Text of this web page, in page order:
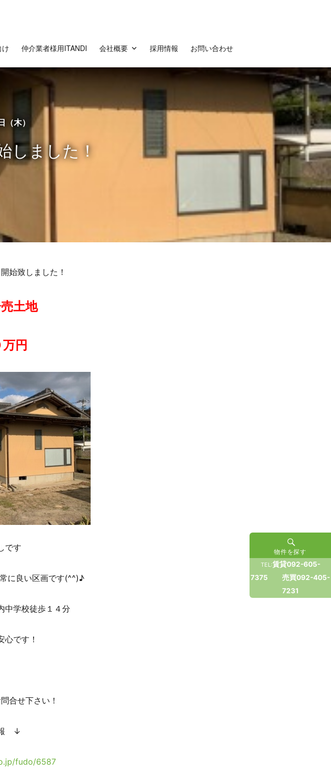
仲介業者様用ITANDI 会社概要 採用情報 お問い合わせ
（木）
しました！
始致しました！
土地
円
です
に良い区画です(^^)♪
中学校徒歩１４分
心です！
合せ下さい！
↓
fudo/6587
物件を探す
TEL:賃貸092-605-
7375 売買092-405-
7231